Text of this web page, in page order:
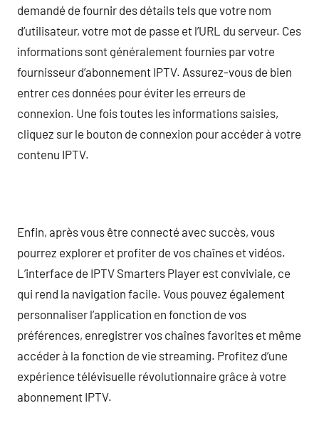
demandé de fournir des détails tels que votre nom
d’utilisateur, votre mot de passe et l’URL du serveur. Ces
informations sont généralement fournies par votre
fournisseur d’abonnement IPTV. Assurez-vous de bien
entrer ces données pour éviter les erreurs de
connexion. Une fois toutes les informations saisies,
cliquez sur le bouton de connexion pour accéder à votre
contenu IPTV.
Enfin, après vous être connecté avec succès, vous
pourrez explorer et profiter de vos chaînes et vidéos.
L’interface de IPTV Smarters Player est conviviale, ce
qui rend la navigation facile. Vous pouvez également
personnaliser l’application en fonction de vos
préférences, enregistrer vos chaînes favorites et même
accéder à la fonction de vie streaming. Profitez d’une
expérience télévisuelle révolutionnaire grâce à votre
abonnement IPTV.